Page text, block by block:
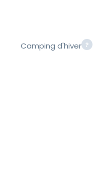
Camping d'hiver